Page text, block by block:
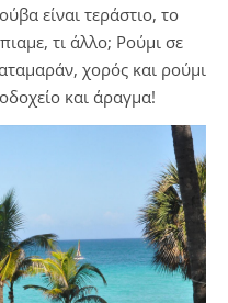
είναι τεράστιο, το
τι άλλο; Ρούμι σε
χορός και ρούμι
και άραγμα!